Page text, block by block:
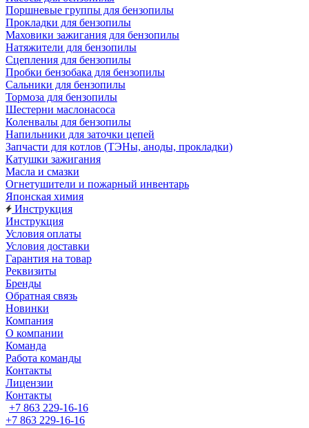
Поршневые группы для бензопилы
Прокладки для бензопилы
Маховики зажигания для бензопилы
Натяжители для бензопилы
Сцепления для бензопилы
Пробки бензобака для бензопилы
Сальники для бензопилы
Тормоза для бензопилы
Шестерни маслонасоса
Коленвалы для бензопилы
Напильники для заточки цепей
Запчасти для котлов (ТЭНы, аноды, прокладки)
Катушки зажигания
Масла и смазки
Огнетушители и пожарный инвентарь
Японская химия
Инструкция
Инструкция
Условия оплаты
Условия доставки
Гарантия на товар
Реквизиты
Бренды
Обратная связь
Новинки
Компания
О компании
Команда
Работа команды
Контакты
Лицензии
Контакты
+7 863 229-16-16
+7 863 229-16-16